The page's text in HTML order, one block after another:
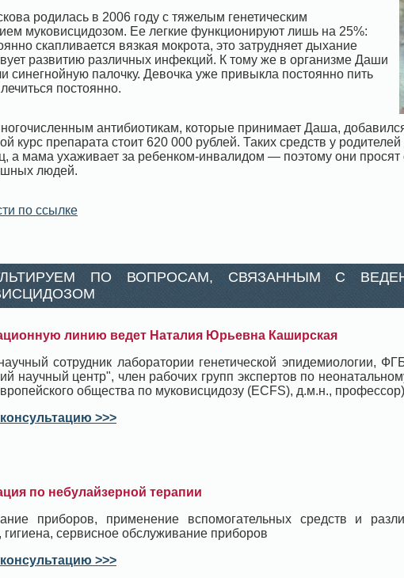
родилась в 2006 году с тяжелым генетическим
муковисцидозом. Ее легкие функционируют лишь на 25%:
скапливается вязкая мокрота, это затрудняет дыхание
развитию различных инфекций. К тому же в организме Даши
синегнойную палочку. Девочка уже привыкла постоянно пить
постоянно.
антибиотикам, которые принимает Даша,
курс препарата стоит 620 000 рублей. Таких средств у
а мама ухаживает за ребенком-инвалидом — поэтому они
людей.
по ссылке
ПО ВОПРОСАМ, СВЯЗАННЫМ С
линию ведет Наталия Юрьевна Каширская
сотрудник лаборатории генетической эпидемиологии,
научный центр", член рабочих групп экспертов по
общества по муковисцидозу (ECFS), д.м.н., профессор)
>>>
по небулайзерной терапии
приборов, применение вспомогательных средств и
гигиена, сервисное обслуживание приборов
>>>